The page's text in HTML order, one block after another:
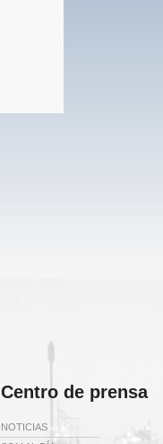
Centro de prensa
NOTICIAS